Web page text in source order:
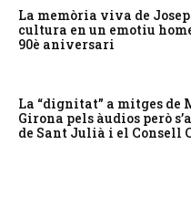
La memòria viva de
cultura en un emotiu
90è aniversari
La “dignitat” a mitges de
Girona pels àudios però
de Sant Julià i el Consell